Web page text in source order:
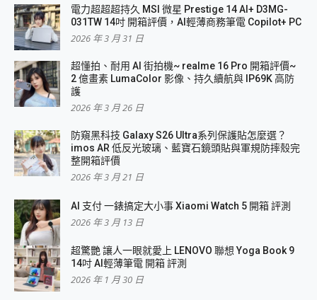
電力超超超持久 MSI 微星 Prestige 14 AI+ D3MG-
031TW 14吋 開箱評價，AI輕薄商務筆電 Copilot+ PC
2026 年 3 月 31 日
超懂拍、耐用 AI 街拍機~ realme 16 Pro 開箱評價~
2 億畫素 LumaColor 影像、持久續航與 IP69K 高防
護
2026 年 3 月 26 日
防窺黑科技 Galaxy S26 Ultra系列保護貼怎麼選？
imos AR 低反光玻璃、藍寶石鏡頭貼與軍規防摔殼完
整開箱評價
2026 年 3 月 21 日
AI 支付 一錶搞定大小事 Xiaomi Watch 5 開箱 評測
2026 年 3 月 13 日
超驚艷 讓人一眼就愛上 LENOVO 聯想 Yoga Book 9
14吋 AI輕薄筆電 開箱 評測
2026 年 1 月 30 日